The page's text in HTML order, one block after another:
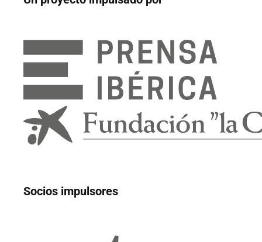
Socios impulsores